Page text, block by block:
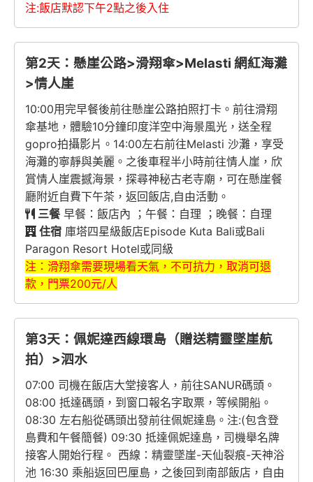
注:飯店默認下午2點之後入住
第2天：懸崖公路>滑翔傘>Melasti 網紅海灘
>情人崖
10:00用完早餐後前往懸崖公路拍照打卡。前往滑翔
傘基地，體驗10分鐘印度洋空中海景風光，送全程
gopro拍攝影片。14:00左右前往Melasti 沙灘，享受
海灘的寧靜與美麗。之後車程半小時前往情人崖，欣
賞情人崖震撼海景，探尋神秘古老寺廟，可在懸崖餐
廳附近自費下午茶，返回飯店,自由活動。
三餐早餐：飯店內 ；午餐：自理 ；晚餐：自理
住宿 庫塔四星級飯店Episode Kuta Bali或Bali
Paragon Resort Hotel或同級
注：滑翔傘需要現場看天氣，不可抗力，取消可退
款，門票200元/人
第3天：佩妮達西線環島（贈送精靈墜崖航
拍）>泗水
07:00 司機在飯店大堂接客人，前往SANUR碼頭。
08:00 抵達碼頭，到窗口報名字取票，等候開船。
08:30 左右船從碼頭出發前往佩妮達島。注:(包含登
島費和午餐簡餐) 09:30 抵達佩妮達島，司機舉名牌
接客人開始行程。 西線：精靈墜崖-天仙裂痕-天神浴
池 16:30 乘船返回巴厘島，之後回到南部飯店，自由